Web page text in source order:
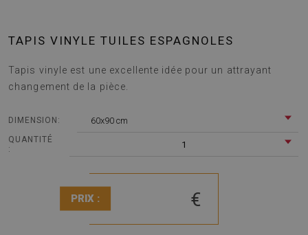
TAPIS VINYLE TUILES ESPAGNOLES
Tapis vinyle est une excellente idée pour un attrayant
changement de la pièce.
DIMENSION: 60x90 cm
QUANTITÉ
:
1
PRIX : €